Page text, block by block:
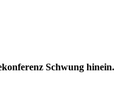
Schwung hinein.